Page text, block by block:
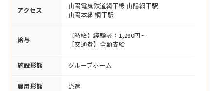
アクセス
山陽電気鉄道網干線 山陽網干駅
山陽本線 網干駅
給与
【時給】経験者：1,280円～
【交通費】全額支給
施設形態 グループホーム
雇用形態 派遣